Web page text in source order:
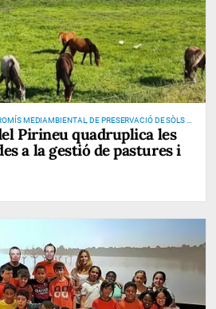
MEDIAMBIENTAL, DE PRESERVACIÓ DE SÒLS I
Pirineu quadruplica les
a la gestió de pastures i